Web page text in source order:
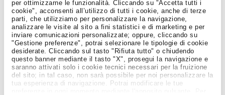
per ottimizzarne le funzionalità. Cliccando su "Accetta tutti i
cookie", acconsenti all’utilizzo di tutti i cookie, anche di terze
parti, che utilizziamo per personalizzare la navigazione,
analizzare le visite al sito a fini statistici e di marketing e per
inviare comunicazioni personalizzate; oppure, cliccando su
"Gestione preferenze", potrai selezionare le tipologie di cookie
desiderate. Cliccando sul tasto "Rifiuta tutto" o chiudendo
questo banner mediante il tasto "X", prosegui la navigazione e
saranno attivati solo i cookie tecnici necessari per la fruizione
del sito; in tal caso, non sarà possibile per noi personalizzare la
tua esperienza di navigazione. Potrai modificare le tue
Notizie dal Mondo del Lavoro